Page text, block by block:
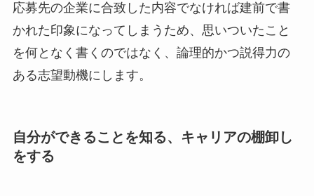
応募先の企業に合致した内容でなければ建前で書
かれた印象になってしまうため、思いついたこと
を何となく書くのではなく、論理的かつ説得力の
ある志望動機にします。
自分ができることを知る、キャリアの棚卸し
をする